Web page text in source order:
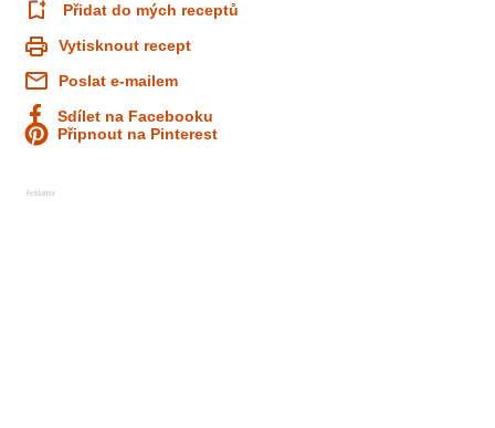
Přidat do mých receptů
Vytisknout recept
Poslat e-mailem
Sdílet na Facebooku
Připnout na Pinterest
Reklama